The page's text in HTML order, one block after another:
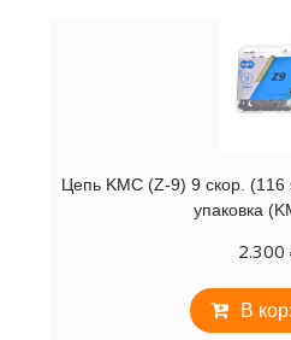
Цепь KMC (Z-9) 9 скор. (116
упаковка
2.300
В